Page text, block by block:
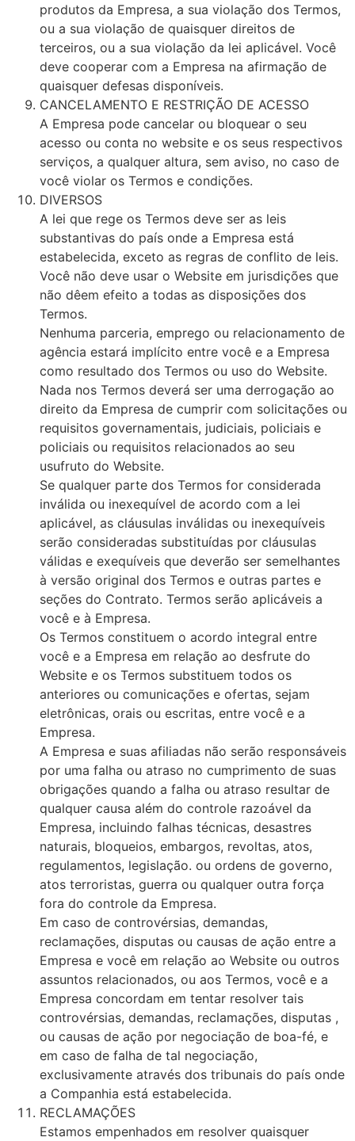
produtos da Empresa, a sua violação dos Termos,
ou a sua violação de quaisquer direitos de
terceiros, ou a sua violação da lei aplicável. Você
deve cooperar com a Empresa na afirmação de
quaisquer defesas disponíveis.
CANCELAMENTO E RESTRIÇÃO DE ACESSO
A Empresa pode cancelar ou bloquear o seu
acesso ou conta no website e os seus respectivos
serviços, a qualquer altura, sem aviso, no caso de
você violar os Termos e condições.
DIVERSOS
A lei que rege os Termos deve ser as leis
substantivas do país onde a Empresa está
estabelecida, exceto as regras de conflito de leis.
Você não deve usar o Website em jurisdições que
não dêem efeito a todas as disposições dos
Termos.
Nenhuma parceria, emprego ou relacionamento de
agência estará implícito entre você e a Empresa
como resultado dos Termos ou uso do Website.
Nada nos Termos deverá ser uma derrogação ao
direito da Empresa de cumprir com solicitações ou
requisitos governamentais, judiciais, policiais e
policiais ou requisitos relacionados ao seu
usufruto do Website.
Se qualquer parte dos Termos for considerada
inválida ou inexequível de acordo com a lei
aplicável, as cláusulas inválidas ou inexequíveis
serão consideradas substituídas por cláusulas
válidas e exequíveis que deverão ser semelhantes
à versão original dos Termos e outras partes e
seções do Contrato. Termos serão aplicáveis a
você e à Empresa.
Os Termos constituem o acordo integral entre
você e a Empresa em relação ao desfrute do
Website e os Termos substituem todos os
anteriores ou comunicações e ofertas, sejam
eletrônicas, orais ou escritas, entre você e a
Empresa.
A Empresa e suas afiliadas não serão responsáveis
por uma falha ou atraso no cumprimento de suas
obrigações quando a falha ou atraso resultar de
qualquer causa além do controle razoável da
Empresa, incluindo falhas técnicas, desastres
naturais, bloqueios, embargos, revoltas, atos,
regulamentos, legislação. ou ordens de governo,
atos terroristas, guerra ou qualquer outra força
fora do controle da Empresa.
Em caso de controvérsias, demandas,
reclamações, disputas ou causas de ação entre a
Empresa e você em relação ao Website ou outros
assuntos relacionados, ou aos Termos, você e a
Empresa concordam em tentar resolver tais
controvérsias, demandas, reclamações, disputas ,
ou causas de ação por negociação de boa-fé, e
em caso de falha de tal negociação,
exclusivamente através dos tribunais do país onde
a Companhia está estabelecida.
RECLAMAÇÕES
Estamos empenhados em resolver quaisquer